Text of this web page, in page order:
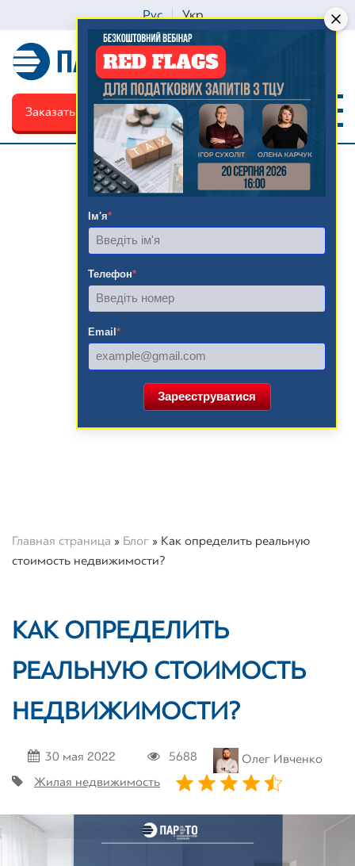
Рус Укр
Заказать обратный звонок
Главная страница » Блог » Как определить реальную
стоимость недвижимости?
КАК ОПРЕДЕЛИТЬ
РЕАЛЬНУЮ СТОИМОСТЬ
НЕДВИЖИМОСТИ?
Олег Ивченко
30 мая 2022
5688
Жилая недвижимость
Ім'я*
Телефон*
Email *
Зареєструватися